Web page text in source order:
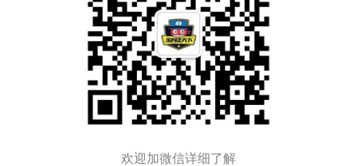
欢迎加微信详细了解